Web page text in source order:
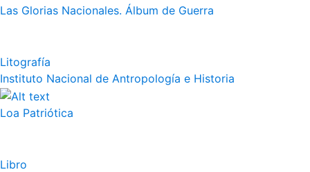
Las Glorias Nacionales. Álbum de Guerra
Litografía
Instituto Nacional de Antropología e Historia
Loa Patriótica
Libro